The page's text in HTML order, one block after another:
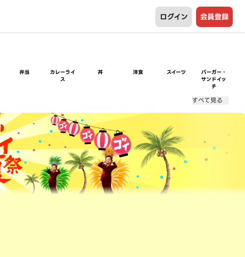
ログイン 会員登録
弁当
カレーライ
ス
丼 洋食 スイーツ
バーガー・
サンドイッ
チ
すべて見る